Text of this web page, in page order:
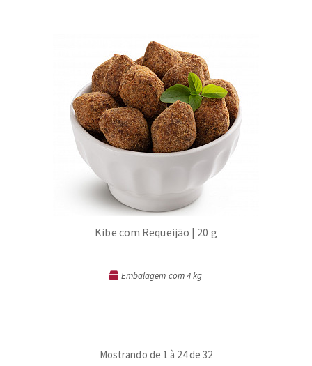
Kibe com Requeijão | 20 g
Embalagem com 4 kg
Mostrando de 1 à 24 de 32